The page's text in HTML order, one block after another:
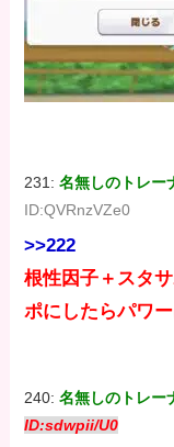
231:名無しのトレー
ID:QVRnzVZe0
>>222
根性因子＋スタ
ポにしたらパワ
240:名無しのトレー
ID:sdwpii/U0